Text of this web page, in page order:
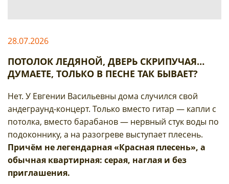
28.07.2026
ПОТОЛОК ЛЕДЯНОЙ, ДВЕРЬ СКРИПУЧАЯ…
ДУМАЕТЕ, ТОЛЬКО В ПЕСНЕ ТАК БЫВАЕТ?
Нет. У Евгении Васильевны дома случился свой
андеграунд-концерт. Только вместо гитар — капли с
потолка, вместо барабанов — нервный стук воды по
подоконнику, а на разогреве выступает плесень.
Причём не легендарная «Красная плесень», а
обычная квартирная: серая, наглая и без
приглашения.